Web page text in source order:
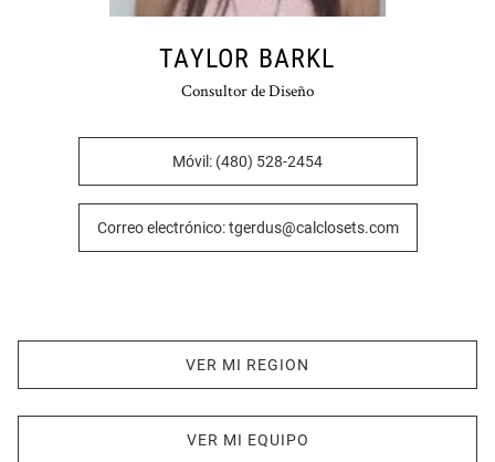
TAYLOR BARKL
Consultor de Diseño
Móvil: (480) 528-2454
Correo electrónico: tgerdus@calclosets.com
VER MI REGION
VER MI EQUIPO